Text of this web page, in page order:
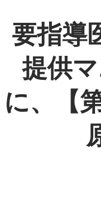
要指導
提供
に、【